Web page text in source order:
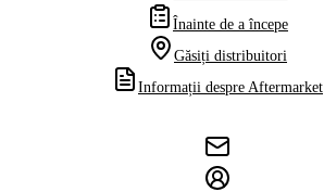
Înainte de a începe
Găsiți distribuitori
Informații despre Aftermarket